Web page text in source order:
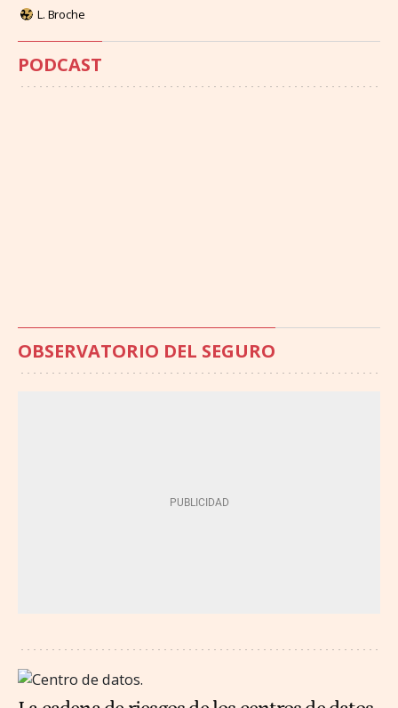
L. Broche
PODCAST
OBSERVATORIO DEL SEGURO